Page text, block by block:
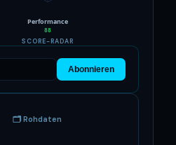
Performance
88
SCORE-RADAR
Abonnieren
🗂 Rohdaten